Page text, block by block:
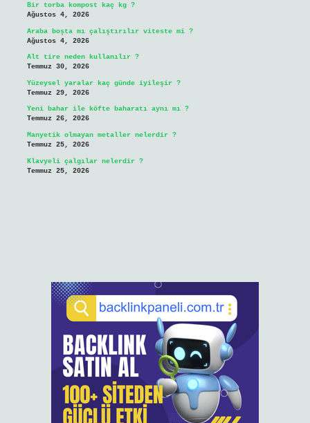
Bir torba kompost kaç kg ?
Ağustos 4, 2026
Araba boşta mı çalıştırılır viteste mi ?
Ağustos 4, 2026
Alt tire neden kullanılır ?
Temmuz 30, 2026
Yüzeysel yaralar kaç günde iyileşir ?
Temmuz 29, 2026
Yeni bahar ile köfte baharatı aynı mı ?
Temmuz 26, 2026
Manyetik olmayan metaller nelerdir ?
Temmuz 25, 2026
Klavyeli çalgılar nelerdir ?
Temmuz 25, 2026